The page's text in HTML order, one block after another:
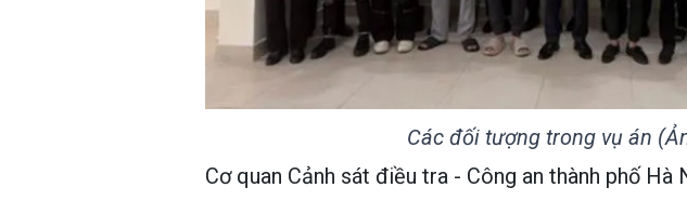
Các đối tượng trong vụ án
Cơ quan Cảnh sát điều tra - Công an thành phố